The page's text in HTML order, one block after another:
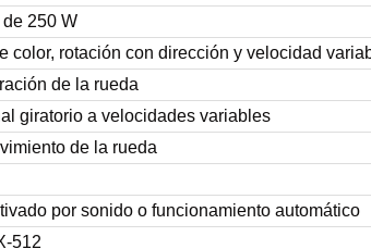
250 W
color, rotación con dirección y velocidad
de la rueda
giratorio a velocidades variables
de la rueda
por sonido o funcionamiento automático
512